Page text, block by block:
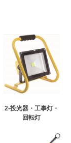
2-投光器・工事灯・
回転灯